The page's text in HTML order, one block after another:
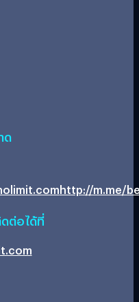
ด
http://m.me/
ต่อได้ที่